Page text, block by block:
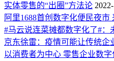
实体零售的“出圈”方法论
阿里1688首创数字化便民夜市
#马云说连菜摊都数字化了#
京东徐雷：疫情可能让传统企
以消费者为中心 零售企业数字